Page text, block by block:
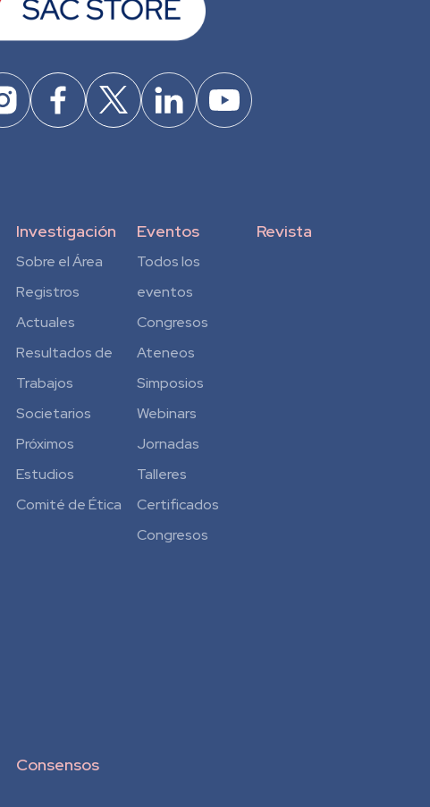
Investigación
Sobre el Área
Registros
Actuales
Resultados de
Trabajos
Societarios
Próximos
Estudios
Comité de Ética
Consensos
Eventos
Todos los
eventos
Congresos
Ateneos
Simposios
Webinars
Jornadas
Talleres
Certificados
Congresos
Revista